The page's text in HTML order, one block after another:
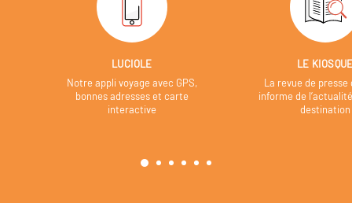
LUCIOLE
Notre appli voyage avec GPS,
bonnes adresses et carte
interactive
LE
La revue de presse
informe de
destination